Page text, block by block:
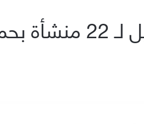
السياحة تمنح رخص تأهيل